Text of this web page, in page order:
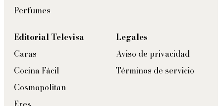
Perfumes
Editorial Televisa
Caras
Cocina Fácil
Cosmopolitan
Legales
Aviso de privacidad
Términos de servicio